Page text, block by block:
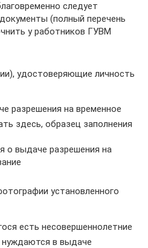
следует
(полный перечень
у работников ГУВМ
удостоверяющие личность
разрешения на временное
здесь, образец заполнения
о выдаче разрешения на
установленного
есть несовершеннолетние
в выдаче